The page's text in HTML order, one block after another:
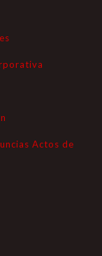
Actos de